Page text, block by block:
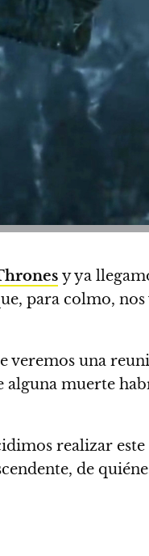
y ya
para colmo,
veremos una
muerte
realizar
de